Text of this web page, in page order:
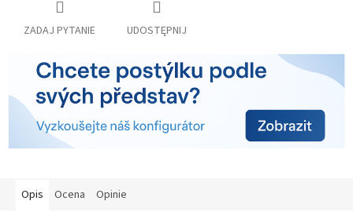
ZADAJ PYTANIE UDOSTĘPNIJ
Opis Ocena Opinie